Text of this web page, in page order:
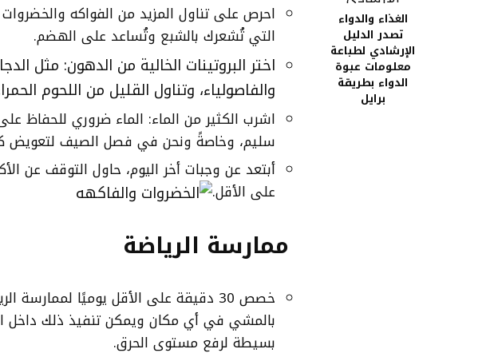
الغذاء والدواء
تصدر الدليل
الإرشادي لطباعة
معلومات عبوة
الدواء بطريقة
برايل
احرص على تناول المزيد من الفواكه
التي تُشعرك بالشبع وتُساعد على الهضم.
اختر البروتينات الخالية من الدهون: مثل
والفاصولياء، وتناول القليل من اللحوم
اشرب الكثير من الماء: الماء ضروري للحفاظ
سليم، وخاصةً ونحن في فصل الصيف لتعويض
أبتعد عن وجبات أخر اليوم، حاول التوقف عن
على الأقل.
ممارسة الرياضة
خصص 30 دقيقة على الأقل يوميًا
بالمشي في أي مكان ويمكن تنفيذ ذلك داخل
بسيطة لرفع مستوى الحرق.